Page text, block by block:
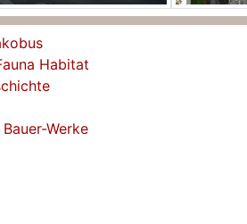
Habitat
Werke